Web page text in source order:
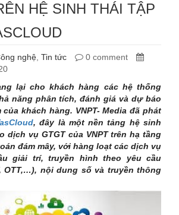
HỆ SINH THÁI TẬP
nghệ Tin tức
0 comment
lại cho khách hàng các hệ thống
năng phân tích, đánh giá và dự báo
khách hàng. VNPT- Media đã phát
, đây là một nền tảng hệ sinh
dịch vụ GTGT của VNPT trên hạ tầng
đám mây, với hàng loạt các dịch vụ
giải trí, truyền hình theo yêu cầu
OTT,…), nội dung số và truyền thông